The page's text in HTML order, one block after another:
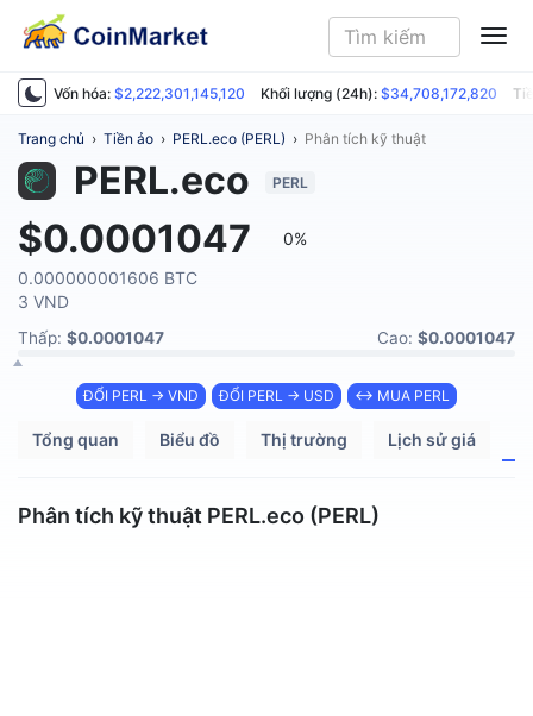
Vốn hóa: $2,222,301,145,120 Khối lượng (24h): $34,708,172,820
Trang chủ › Tiền ảo › PERL.eco (PERL) › Phân tích kỹ thuật
PERL.eco PERL
$0.0001047
0%
0.000000001606 BTC
3 VND
Thấp: $0.0001047 Cao: $0.0001047
ĐỔI PERL → VND ĐỔI PERL → USD ↔ MUA PERL
Tổng quan Biểu đồ Thị trường Lịch sử giá
Phân tích kỹ thuật PERL.eco (PERL)